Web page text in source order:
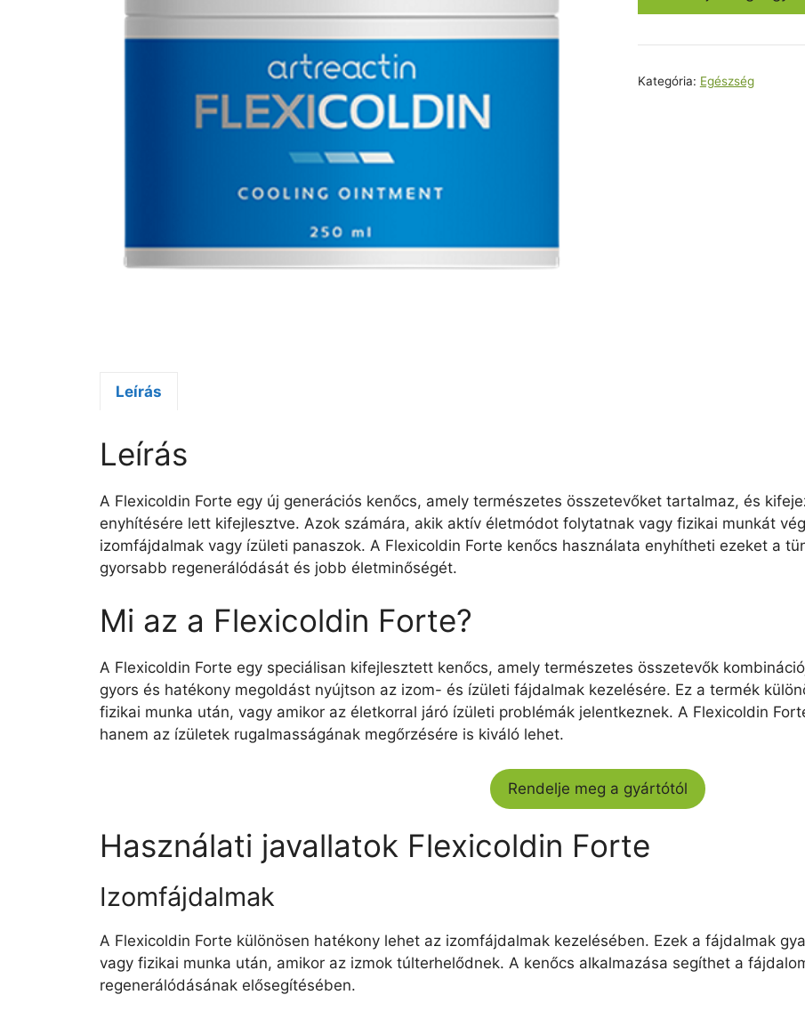
Kategória: Egészség
Leírás
Leírás
A Flexicoldin Forte egy új generációs kenőcs, amely természetes összetevőket tartalmaz, és
enyhítésére lett kifejlesztve. Azok számára, akik aktív életmódot folytatnak vagy fizikai munkát
izomfájdalmak vagy ízületi panaszok. A Flexicoldin Forte kenőcs használata enyhítheti ezeket a
gyorsabb regenerálódását és jobb életminőségét.
Mi az a Flexicoldin Forte?
A Flexicoldin Forte egy speciálisan kifejlesztett kenőcs, amely természetes összetevők
gyors és hatékony megoldást nyújtson az izom- és ízületi fájdalmak kezelésére. Ez a termék
fizikai munka után, vagy amikor az életkorral járó ízületi problémák jelentkeznek. A Flexicoldin
hanem az ízületek rugalmasságának megőrzésére is kiváló lehet.
Rendelje meg a gyártótól
Használati javallatok Flexicoldin Forte
Izomfájdalmak
A Flexicoldin Forte különösen hatékony lehet az izomfájdalmak kezelésében. Ezek a fájdalmak
vagy fizikai munka után, amikor az izmok túlterhelődnek. A kenőcs alkalmazása segíthet a
regenerálódásának elősegítésében.